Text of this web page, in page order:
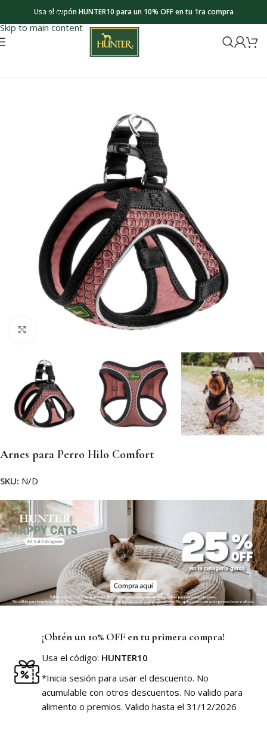
Skip to navigation
Skip to main content
Usa el cupón HUNTER10 para un 10% OFF en tu 1ra compra
Clic para ampliar
Arnes para Perro Hilo Comfort
SKU: N/D
¡Obtén un 10% OFF en tu primera compra!
Usa el código: HUNTER10
*Inicia sesión para usar el descuento. No
acumulable con otros descuentos. No valido para
alimento o premios. Valido hasta el 31/12/2026